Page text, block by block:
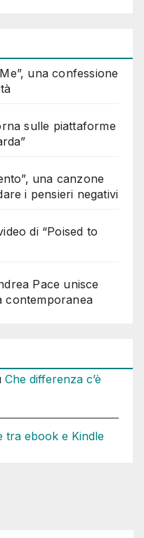
una confessione
sulle piattaforme
una canzone
i pensieri negativi
di “Poised to
Pace unisce
contemporanea
Che differenza c’è
tra ebook e Kindle